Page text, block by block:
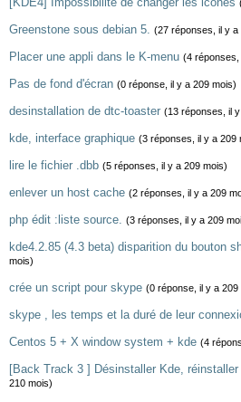
Greenstone sous debian 5. (27 réponses, il y a
Placer une appli dans le K-menu (4 réponses,
Pas de fond d'écran (0 réponse, il y a 209 mois)
desinstallation de dtc-toaster (13 réponses, il
kde, interface graphique (3 réponses, il y a 209
lire le fichier .dbb (5 réponses, il y a 209 mois)
enlever un host cache (2 réponses, il y a 209
php édit :liste source. (3 réponses, il y a 209
kde4.2.85 (4.3 beta) disparition du bouton
mois)
crée un script pour skype (0 réponse, il y a 209
skype , les temps et la duré de leur
Centos 5 + X window system + kde (4
[Back Track 3 ] Désinstaller Kde,
210 mois)